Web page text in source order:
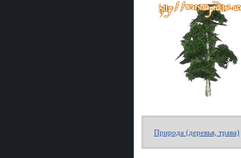
Природа (деревья, трава)